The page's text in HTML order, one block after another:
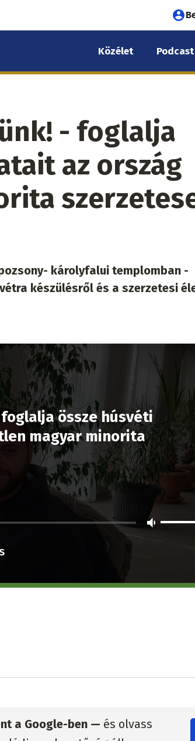
Közélet Podcast
- foglalja
az ország
károlyfalui templomban -
készülésről és a szerzetesi
össze húsvéti
magyar minorita
a Google-ben — és olvass